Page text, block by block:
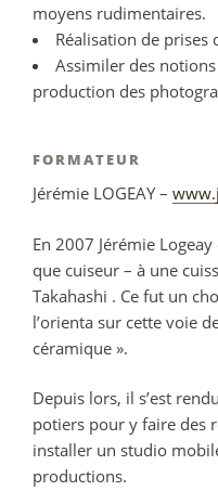
moyens rudimentaires.
Réalisation de prises
Assimiler des
production des
FORMATEUR
Jérémie LOGEAY –
En 2007 Jérémie
que cuiseur – à une
Takahashi . Ce fut un
l’orienta sur cette voie
céramique ».
Depuis lors, il s’est
potiers pour y faire des
installer un studio
productions.